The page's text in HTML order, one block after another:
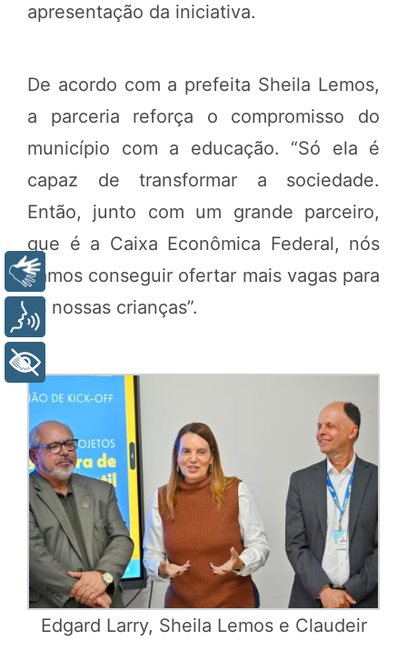
apresentação da iniciativa.
De acordo com a prefeita Sheila Lemos,
a parceria reforça o compromisso do
município com a educação. “Só ela é
capaz de transformar a sociedade.
Então, junto com um grande parceiro,
que é a Caixa Econômica Federal, nós
vamos conseguir ofertar mais vagas para
as nossas crianças”.
Edgard Larry, Sheila Lemos e Claudeir
Libras
Voz